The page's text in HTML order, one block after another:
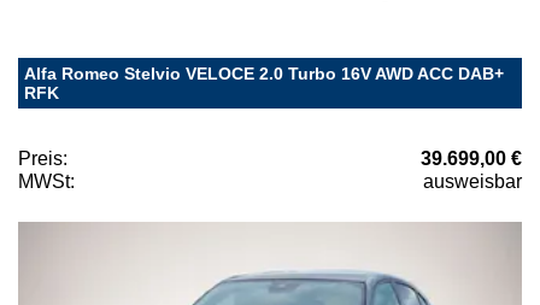
Alfa Romeo Stelvio VELOCE 2.0 Turbo 16V AWD ACC DAB+
RFK
Preis:
39.699,00 €
MWSt:
ausweisbar